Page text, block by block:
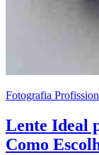
Fotografia
Lente Ideal
Como